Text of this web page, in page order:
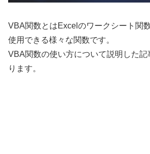
VBA関数とはExcelのワークシート関
使用できる様々な関数です。
VBA関数の使い方について説明した記
ります。